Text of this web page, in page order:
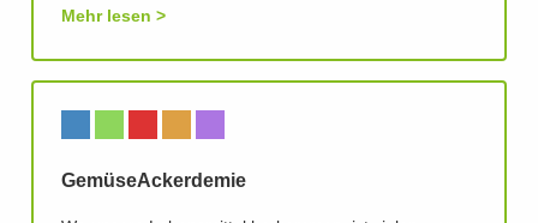
Mehr lesen
GemüseAckerdemie